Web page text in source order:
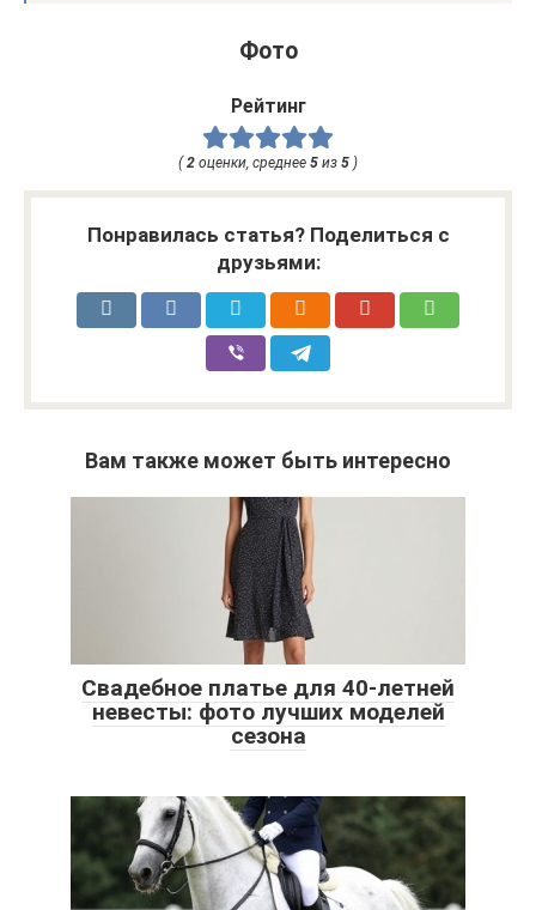
Фото
Рейтинг
(2 оценки, среднее 5 из 5 )
Понравилась статья? Поделиться с
друзьями:
Вам также может быть интересно
Свадебное платье для 40-летней
невесты: фото лучших моделей
сезона